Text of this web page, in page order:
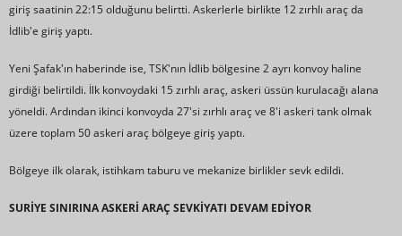
giriş saatinin 22:15 olduğunu belirtti. Askerlerle birlikte 12 zırhlı araç da
İdlib'e giriş yaptı.
Yeni Şafak'ın haberinde ise, TSK'nın İdlib bölgesine 2 ayrı konvoy haline
girdiği belirtildi. İlk konvoydaki 15 zırhlı araç, askeri üssün kurulacağı alana
yöneldi. Ardından ikinci konvoyda 27'si zırhlı araç ve 8'i askeri tank olmak
üzere toplam 50 askeri araç bölgeye giriş yaptı.
Bölgeye ilk olarak, istihkam taburu ve mekanize birlikler sevk edildi.
SURİYE SINIRINA ASKERİ ARAÇ SEVKİYATI DEVAM EDİYOR